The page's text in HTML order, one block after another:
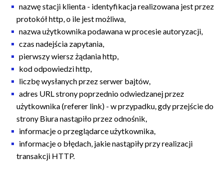
nazwę stacji klienta - identyfikacja realizowana jest przez
protokół http, o ile jest możliwa,
nazwa użytkownika podawana w procesie autoryzacji,
czas nadejścia zapytania,
pierwszy wiersz żądania http,
kod odpowiedzi http,
liczbę wysłanych przez serwer bajtów,
adres URL strony poprzednio odwiedzanej przez
użytkownika (referer link) - w przypadku, gdy przejście do
strony Biura nastąpiło przez odnośnik,
informacje o przeglądarce użytkownika,
informacje o błędach, jakie nastąpiły przy realizacji
transakcji HTTP.